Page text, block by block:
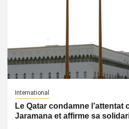
International
Le Qatar condamne l’attentat
Jaramana et affirme sa